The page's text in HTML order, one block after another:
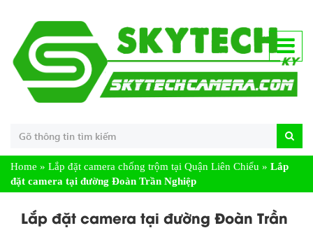
Home » Lắp đặt camera chống trộm tại Quận Liên Chiểu » Lắp
đặt camera tại đường Đoàn Trần Nghiệp
Lắp đặt camera tại đường Đoàn Trần